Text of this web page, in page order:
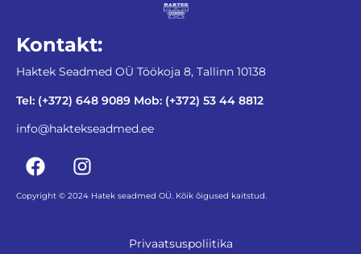
Kontakt:
Haktek Seadmed OÜ Töökoja 8, Tallinn 10138
Tel: (+372) 648 9089 Mob: (+372) 53 44 8812
info@haktekseadmed.ee
Copyright © 2024 Hatek seadmed OÜ. Kõik õigused kaitstud.
Privaatsuspoliitika